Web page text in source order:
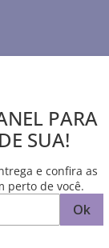
BRINCO
R$ 185,00
Em até10
Avise-me
PARA
SUA!
e confira as
perto de você.
Ok